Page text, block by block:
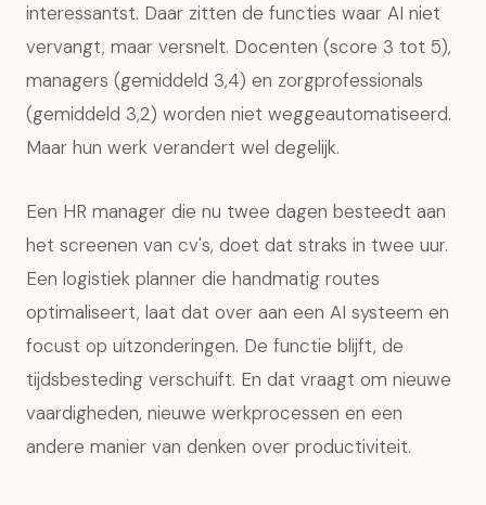
interessantst. Daar zitten de functies waar AI niet
vervangt, maar versnelt. Docenten (score 3 tot 5),
managers (gemiddeld 3,4) en zorgprofessionals
(gemiddeld 3,2) worden niet weggeautomatiseerd.
Maar hun werk verandert wel degelijk.
Een HR manager die nu twee dagen besteedt aan
het screenen van cv's, doet dat straks in twee uur.
Een logistiek planner die handmatig routes
optimaliseert, laat dat over aan een AI systeem en
focust op uitzonderingen. De functie blijft, de
tijdsbesteding verschuift. En dat vraagt om nieuwe
vaardigheden, nieuwe werkprocessen en een
andere manier van denken over productiviteit.